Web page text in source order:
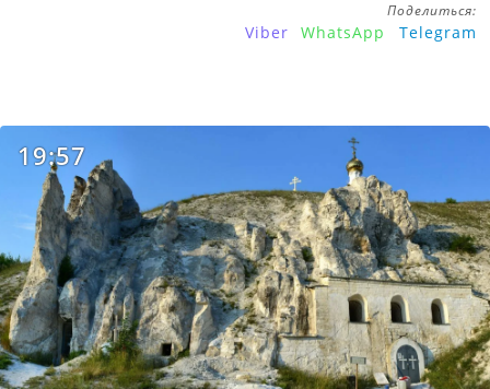
Поделиться:
Viber WhatsApp Telegram
19:57